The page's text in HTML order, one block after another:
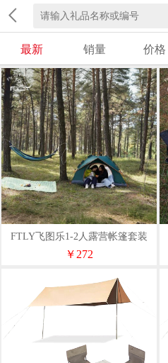
最新 销量 价格
FTLY飞图乐1-2人露营帐篷套装
（帐篷+野餐垫+吊床）
￥272